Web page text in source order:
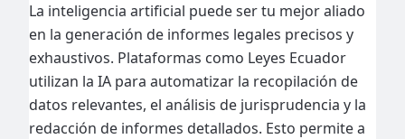
La inteligencia artificial puede ser tu mejor aliado
en la generación de informes legales precisos y
exhaustivos. Plataformas como Leyes Ecuador
utilizan la IA para automatizar la recopilación de
datos relevantes, el análisis de jurisprudencia y la
redacción de informes detallados. Esto permite a